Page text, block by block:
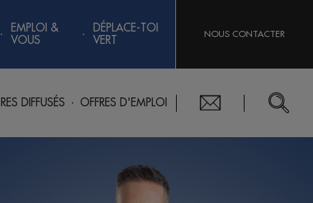
DIFFUSÉS OFFRES D'EMPLOI
EMPLOI &
VOUS
DÉPLACE-TOI
VERT
NOUS CONTACTER